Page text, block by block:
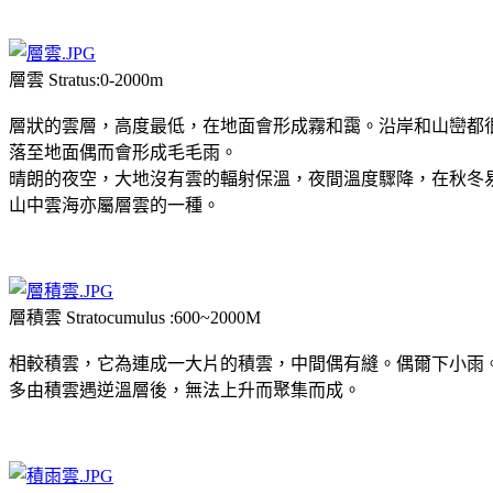
層雲 Stratus:0-2000m
層狀的雲層，高度最低，在地面會形成霧和靄。沿岸和山巒都
落至地面偶而會形成毛毛雨。
晴朗的夜空，大地沒有雲的輻射保溫，夜間溫度驟降，在秋冬
山中雲海亦屬層雲的一種。
層積雲 Stratocumulus :600~2000M
相較積雲，它為連成一大片的積雲，中間偶有縫。偶爾下小雨
多由積雲遇逆溫層後，無法上升而聚集而成。